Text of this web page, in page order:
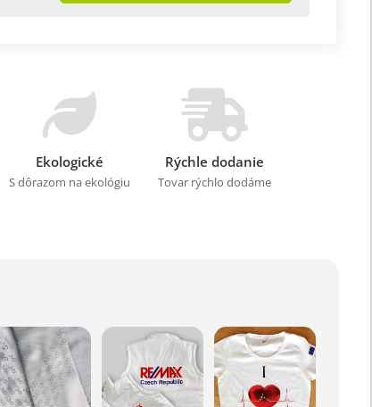
Ekologické
S dôrazom na ekológiu
Rýchle dodanie
Tovar rýchlo dodáme